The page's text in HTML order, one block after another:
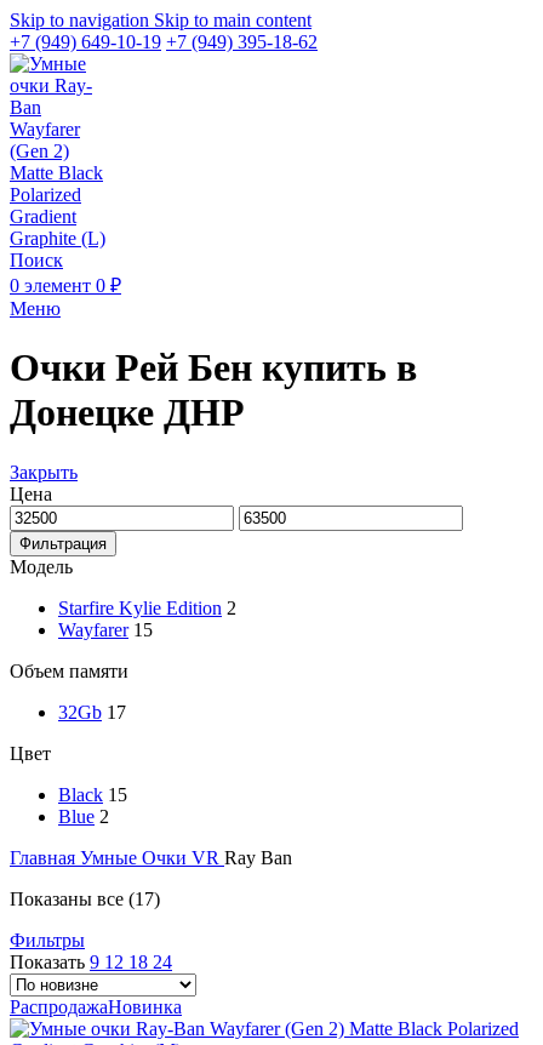
Skip to navigation Skip to main content
+7 (949) 649-10-19 +7 (949) 395-18-62
Поиск
0 элемент 0 ₽
Меню
Очки Рей Бен купить в
Донецке ДНР
Закрыть
Цена
Фильтрация
Модель
Starfire Kylie Edition 2
Wayfarer 15
Объем памяти
32Gb 17
Цвет
Black 15
Blue 2
Главная Умные Очки VR Ray Ban
Показаны все (17)
Фильтры
Показать 9 12 18 24
РаспродажаНовинка